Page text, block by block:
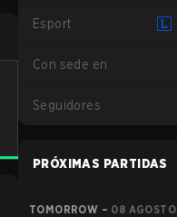
Esport
Con sede en
Seguidores
PRÓXIMAS PARTIDAS
TOMORROW – 08 AGOSTO